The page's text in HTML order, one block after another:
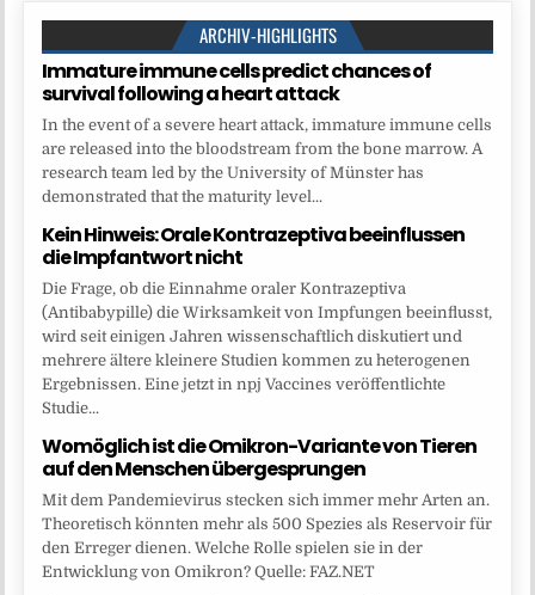
ARCHIV-HIGHLIGHTS
Immature immune cells predict chances of
survival following a heart attack
In the event of a severe heart attack, immature immune cells
are released into the bloodstream from the bone marrow. A
research team led by the University of Münster has
demonstrated that the maturity level...
Kein Hinweis: Orale Kontrazeptiva beeinflussen
die Impfantwort nicht
Die Frage, ob die Einnahme oraler Kontrazeptiva
(Antibabypille) die Wirksamkeit von Impfungen beeinflusst,
wird seit einigen Jahren wissenschaftlich diskutiert und
mehrere ältere kleinere Studien kommen zu heterogenen
Ergebnissen. Eine jetzt in npj Vaccines veröffentlichte
Studie...
Womöglich ist die Omikron-Variante von Tieren
auf den Menschen übergesprungen
Mit dem Pandemievirus stecken sich immer mehr Arten an.
Theoretisch könnten mehr als 500 Spezies als Reservoir für
den Erreger dienen. Welche Rolle spielen sie in der
Entwicklung von Omikron? Quelle: FAZ.NET